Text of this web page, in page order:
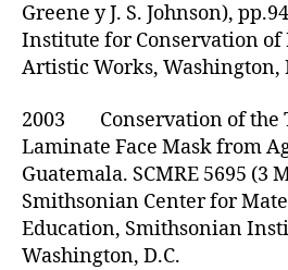
Greene y J. S. Johnson),
Institute for Conservation of
Artistic Works, Washington,
2003 Conservation of the
Laminate Face Mask from
Guatemala. SCMRE 5695 (3
Smithsonian Center for
Education, Smithsonian
Washington, D.C.